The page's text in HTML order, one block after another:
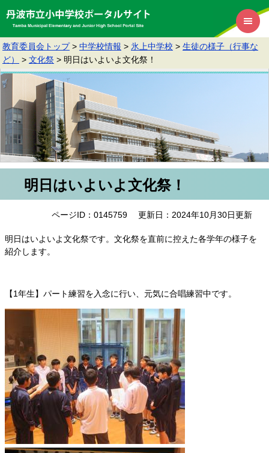
教育委員会トップ > 中学校情報 > 氷上中学校 > 生徒の様子（行事な
ど）
> 文化祭 > 明日はいよいよ文化祭！
明日はいよいよ文化祭！
ページID：0145759 更新日：2024年10月30日更新
明日はいよいよ文化祭です。文化祭を直前に控えた各学年の様子を
紹介します。
【1年生】パート練習を入念に行い、元気に合唱練習中です。